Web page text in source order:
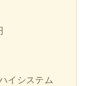
イシステム